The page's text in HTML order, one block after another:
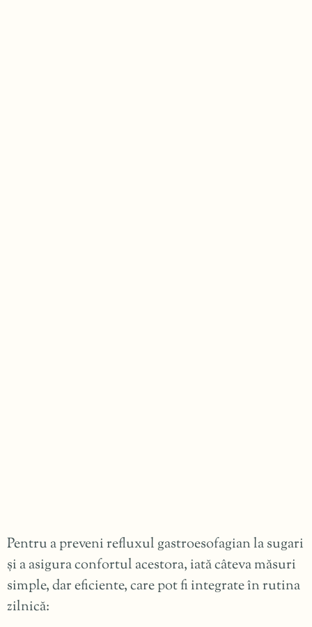
Pentru a preveni refluxul gastroesofagian la sugari
și a asigura confortul acestora, iată câteva măsuri
simple, dar eficiente, care pot fi integrate în rutina
zilnică: